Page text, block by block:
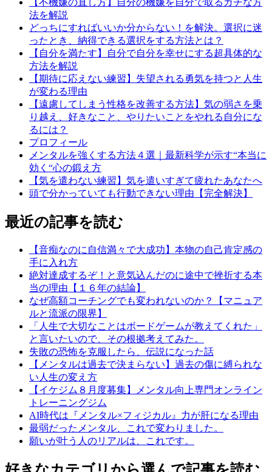
法を解説
どっちにすればいいか分からない！を解決。選択に迷
ったとき、納得できる選択をする方法とは？
【自分を満たす】自分で自分を幸せにする超具体的な
方法を解説
【期待に応えない練習】失望される勇気を持つと人生
が変わる理由
【遠慮してしまう性格を改善する方法】気の弱さを乗
り越え、好きなこと、やりたいことをやれる自分にな
るには？
プロフィール
メンタルを強くする方法４選｜最新科学が示す“本当に
効く“心の鍛え方
【気を遣わない練習】気を遣いすぎて疲れたあなたへ
頭で分かっていても行動できない理由【完全解決】
最近の記事を読む
【音痴なのに自信満々で大成功】本物の自己肯定感の
手に入れ方
絶対達成するぞ！と意気込んだのに途中で挫折する本
当の理由【１６年の結論】
なぜ高額コーチングでも変われないのか？【マニュア
ルと流派の限界】
「人生で大切なことはボードゲームが教えてくれた」
と言いたいので、その根拠考えてみた。
失敗の恐怖を克服したら、伝説になった話
【メンタルは過去で決まらない】過去の傷に縛られな
い人生の変え方
【イケジム８月度募集】メンタル向上専門オンライン
トレーニングジム
AI時代は『メンタル×フィジカル』力が肝になる理由
最弱だったメンタル、これで変わりました。
願いが叶う人のリアルは、これです。